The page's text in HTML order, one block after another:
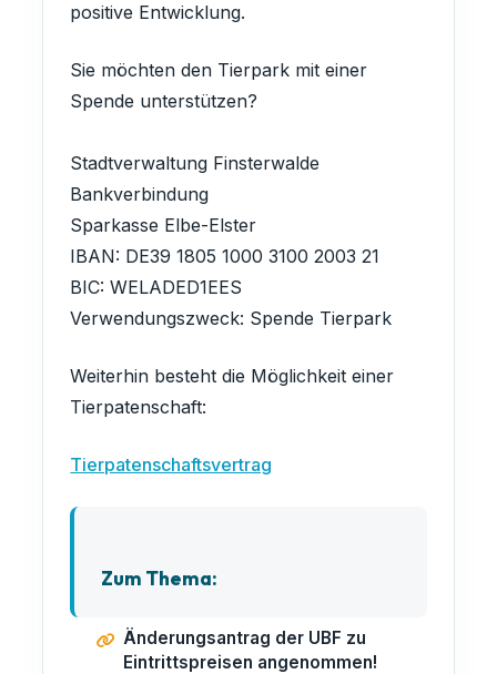
positive Entwicklung.
Sie möchten den Tierpark mit einer
Spende unterstützen?
Stadtverwaltung Finsterwalde
Bankverbindung
Sparkasse Elbe-Elster
IBAN: DE39 1805 1000 3100 2003 21
BIC: WELADED1EES
Verwendungszweck: Spende Tierpark
Weiterhin besteht die Möglichkeit einer
Tierpatenschaft:
Tierpatenschaftsvertrag
Zum Thema:
Änderungsantrag der UBF zu
Eintrittspreisen angenommen!